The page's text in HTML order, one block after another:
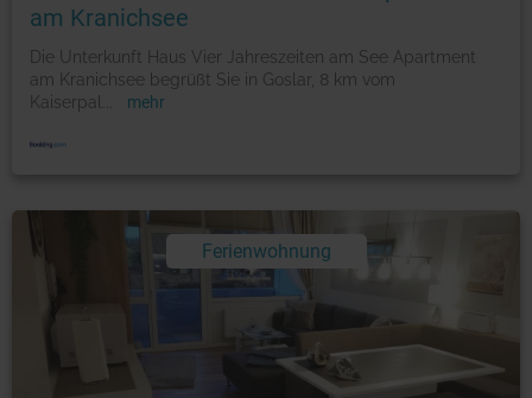
am Kranichsee
Die Unterkunft Haus Vier Jahreszeiten am See Apartment
am Kranichsee begrüßt Sie in Goslar, 8 km vom
Kaiserpal
mehr
Ferienwohnung